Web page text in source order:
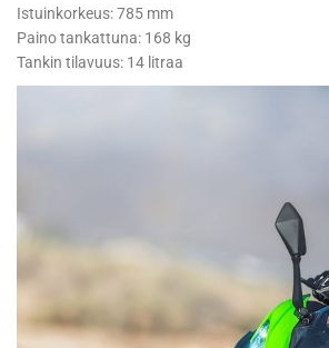
Istuinkorkeus: 785 mm
Paino tankattuna: 168 kg
Tankin tilavuus: 14 litraa